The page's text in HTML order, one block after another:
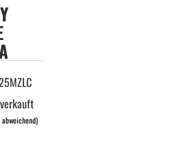
abweichend)